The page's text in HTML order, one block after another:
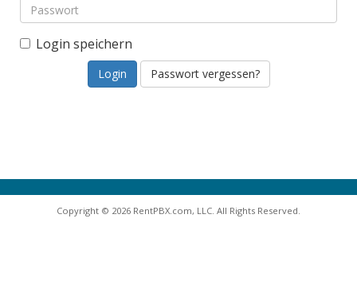
Login speichern
Passwort vergessen?
Copyright © 2026 RentPBX.com, LLC. All Rights Reserved.